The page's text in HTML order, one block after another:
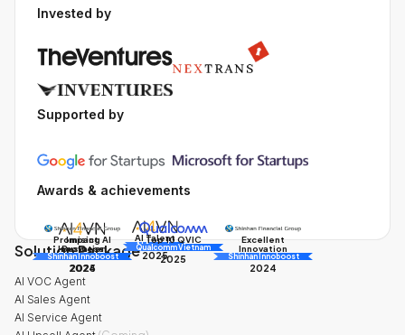
Invested by
Supported by
Awards & achievements
Promising AI
Business
AI Awards
2025
AI Talent
AI Awards
2025
Excellent
Innovation
Shinhan Innoboost
2024
Impact
Innovation
Shinhan Innoboost
2024
Top 10 QVIC
Qualcomm Vietnam
2025
Solution Package
AI VOC Agent
AI Sales Agent
AI Service Agent